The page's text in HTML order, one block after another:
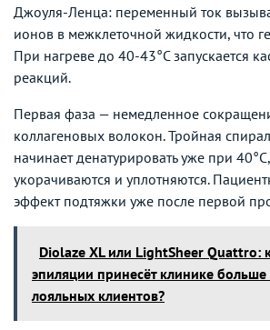
Джоуля-Ленца: переменный ток
ионов в межклеточной жидкости, что
При нагреве до 40-43°C запускается
реакций.
Первая фаза — немедленное
коллагеновых волокон. Тройная
начинает денатурировать уже при
укорачиваются и уплотняются.
эффект подтяжки уже после первой
Diolaze XL или LightSheer Quattro:
эпиляции принесёт клинике
лояльных клиентов?